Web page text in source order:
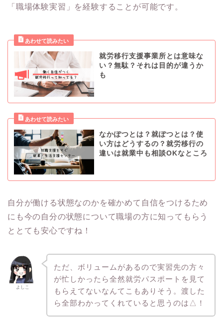
「職場体験実習」を経験することが可能です。
就労移行支援事業所とは意味な
い？無駄？それは目的が違うか
も
なかぽつとは？就ぽつとは？使
い方はどうするの？就労移行の
違いは就業中も相談OKなところ
自分が働ける状態なのかを確かめて自信をつけるため
にも今の自分の状態について職場の方に知ってもらう
ととても安心ですね！
よしこ
ただ、ボリュームがあるので実習先の方々
が忙しかったら全然就労パスポートを見て
もらえてないなんてこもありそう。渡した
ら全部わかってくれていると思うのは△！